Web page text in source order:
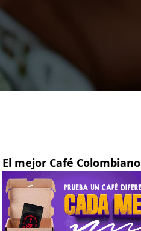
El mejor Café Colombiano